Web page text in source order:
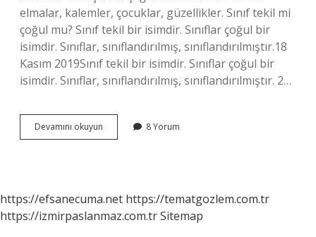
elmalar, kalemler, çocuklar, güzellikler. Sınıf tekil mi
çoğul mu? Sınıf tekil bir isimdir. Sınıflar çoğul bir
isimdir. Sınıflar, sınıflandırılmış, sınıflandırılmıştır.18
Kasım 2019Sınıf tekil bir isimdir. Sınıflar çoğul bir
isimdir. Sınıflar, sınıflandırılmış, sınıflandırılmıştır. 2…
Devamını okuyun
Ve
8 Yorum
https://efsanecuma.net https://tematgozlem.com.tr
https://izmirpaslanmaz.com.trSitemap